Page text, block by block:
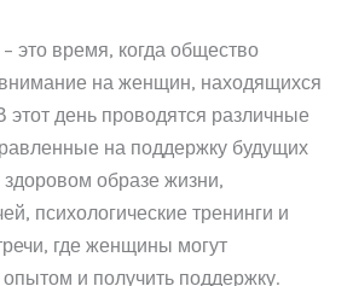
это время, когда общество
на женщин, находящихся
этот день проводятся различные
на поддержку будущих
образе жизни,
психологические тренинги и
где женщины могут
и получить поддержку.